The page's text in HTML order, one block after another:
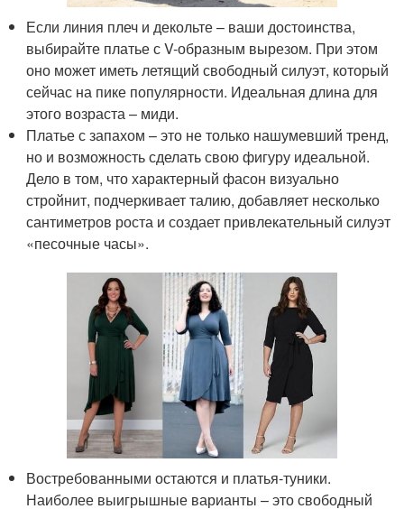
Если линия плеч и декольте – ваши достоинства,
выбирайте платье с V-образным вырезом. При этом
оно может иметь летящий свободный силуэт, который
сейчас на пике популярности. Идеальная длина для
этого возраста – миди.
Платье с запахом – это не только нашумевший тренд,
но и возможность сделать свою фигуру идеальной.
Дело в том, что характерный фасон визуально
стройнит, подчеркивает талию, добавляет несколько
сантиметров роста и создает привлекательный силуэт
«песочные часы».
Востребованными остаются и платья-туники.
Наиболее выигрышные варианты – это свободный